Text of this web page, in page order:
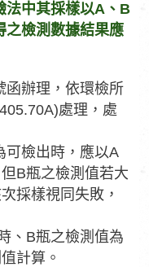
法中其採樣以A、B
之檢測數據結果應
函辦理，依環檢所
處理，處
可檢出時，應以A
B瓶之檢測值若大
採樣視同失敗，
、B瓶之檢測值為
計算。